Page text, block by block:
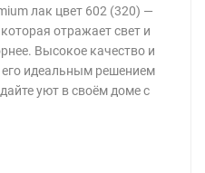
лак цвет 602 (320) —
отражает свет и
Высокое качество и
его идеальным решением
уют в своём доме с